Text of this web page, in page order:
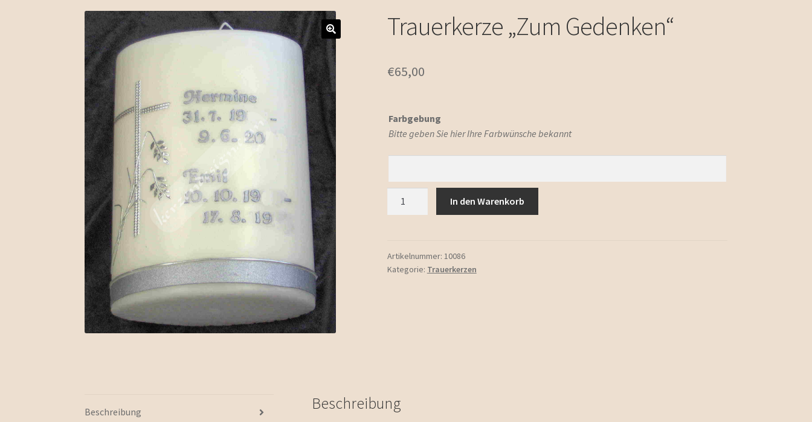
Trauerkerze „Zum Gedenken“
€65,00
Farbgebung
Bitte geben Sie hier Ihre Farbwünsche bekannt
In den Warenkorb
Artikelnummer: 10086
Kategorie: Trauerkerzen
Beschreibung Beschreibung